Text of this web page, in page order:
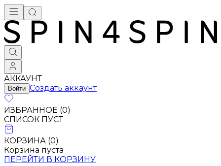
АККАУНТ
Войти Создать аккаунт
ИЗБРАННОЕ (0)
СПИСОК ПУСТ
КОРЗИНА (0)
Корзина пуста
ПЕРЕЙТИ В КОРЗИНУ
Брендовая одежда - купить в Москве